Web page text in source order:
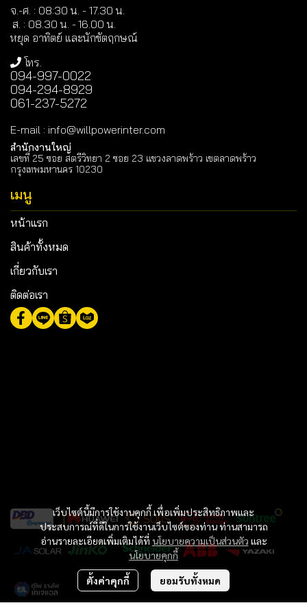
เว็บไซต์นี้มีการใช้งานคุกกี้ เพื่อเพิ่มประสิทธิภาพและ
ประสบการณ์ที่ดีในการใช้งานเว็บไซต์ของท่าน ท่านสามารถ
อ่านรายละเอียดเพิ่มเติมได้ที่ นโยบายความเป็นส่วนตัว และ
นโยบายคุกกี้
ตั้งค่าคุกกี้ ยอมรับทั้งหมด
จ.-ศ. : 08:30 น. - 17.30 น.
ส. : 08.30 น. -16.00 น.
หยุด อาทิตย์ และนักขัตฤกษณ์
โทร.
094-997-0022
094-294-8929
061-237-5272
E-mail : info@willpowerinter.com
สำนักงานใหญ่
เลขที่ 25 ซอย สตรีวิทยา 2 ซอย 23 แขวงลาดพร้าว เขตลาดพร้าว
กรุงเทพมหานคร 10230
เมนู
หน้าแรก
สินค้าทั้งหมด
เกี่ยวกับเรา
ติดต่อเรา